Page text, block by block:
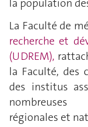
la population
La Faculté de
recherche et
(UDREM),
la Faculté, des
des institus
nombreuses
régionales et